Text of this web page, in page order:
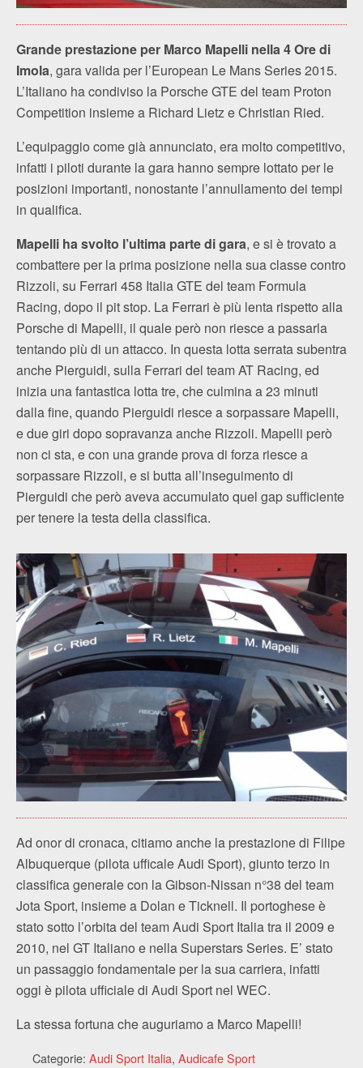
Grande prestazione per Marco Mapelli nella 4 Ore di
Imola, gara valida per l’European Le Mans Series 2015.
L’Italiano ha condiviso la Porsche GTE del team Proton
Competition insieme a Richard Lietz e Christian Ried.
L’equipaggio come già annunciato, era molto competitivo,
infatti i piloti durante la gara hanno sempre lottato per le
posizioni importanti, nonostante l’annullamento dei tempi
in qualifica.
Mapelli ha svolto l’ultima parte di gara, e si è trovato a
combattere per la prima posizione nella sua classe contro
Rizzoli, su Ferrari 458 Italia GTE del team Formula
Racing, dopo il pit stop. La Ferrari è più lenta rispetto alla
Porsche di Mapelli, il quale però non riesce a passarla
tentando più di un attacco. In questa lotta serrata subentra
anche Pierguidi, sulla Ferrari del team AT Racing, ed
inizia una fantastica lotta tre, che culmina a 23 minuti
dalla fine, quando Pierguidi riesce a sorpassare Mapelli,
e due giri dopo sopravanza anche Rizzoli. Mapelli però
non ci sta, e con una grande prova di forza riesce a
sorpassare Rizzoli, e si butta all’inseguimento di
Pierguidi che però aveva accumulato quel gap sufficiente
per tenere la testa della classifica.
Ad onor di cronaca, citiamo anche la prestazione di Filipe
Albuquerque (pilota ufficale Audi Sport), giunto terzo in
classifica generale con la Gibson-Nissan n°38 del team
Jota Sport, insieme a Dolan e Ticknell. Il portoghese è
stato sotto l’orbita del team Audi Sport Italia tra il 2009 e
2010, nel GT Italiano e nella Superstars Series. E’ stato
un passaggio fondamentale per la sua carriera, infatti
oggi è pilota ufficiale di Audi Sport nel WEC.
La stessa fortuna che auguriamo a Marco Mapelli!
Categorie: Audi Sport Italia, Audicafe Sport